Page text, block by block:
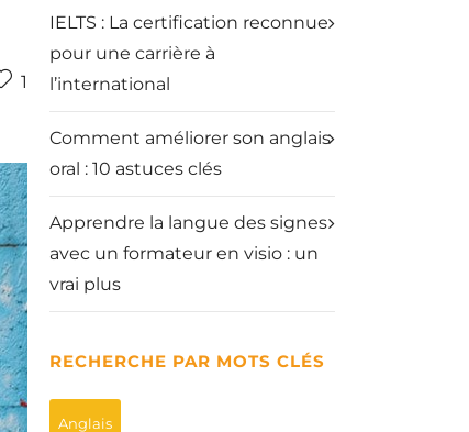
1
IELTS : La certification reconnue
pour une carrière à
l’international
Comment améliorer son anglais
oral : 10 astuces clés
Apprendre la langue des signes
avec un formateur en visio : un
vrai plus
RECHERCHE PAR MOTS CLÉS
Anglais